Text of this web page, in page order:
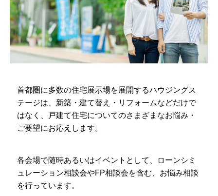
首都圏に多数の住宅展示場を展開するハウジングス
テージは、新築・建て替え・リフォームなどだけで
はなく、戸建て住宅についてのさまざまなお悩み・
ご要望にお応えします。
各会場で随時あるいはイベントとして、ローンシミ
ュレーション相談会やFP相談会を含む、お悩み相談
を行っています。